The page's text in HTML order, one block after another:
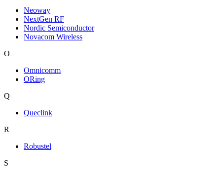
Neoway
NextGen RF
Nordic Semiconductor
Novacom Wireless
O
Omnicomm
ORing
Q
Queclink
R
Robustel
S